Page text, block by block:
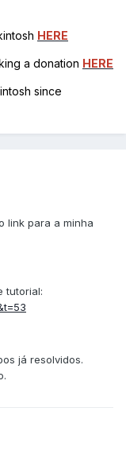
HERE
a donation HERE
since
link para a minha
tutorial:
já resolvidos.